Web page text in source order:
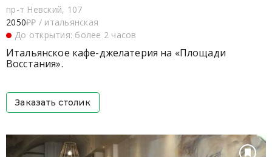
пр-т Невский, 107
2050₽₽ / итальянская
До открытия: более 2 часов
Итальянское кафе-джелатерия на «Площади
Восстания».
Заказать столик